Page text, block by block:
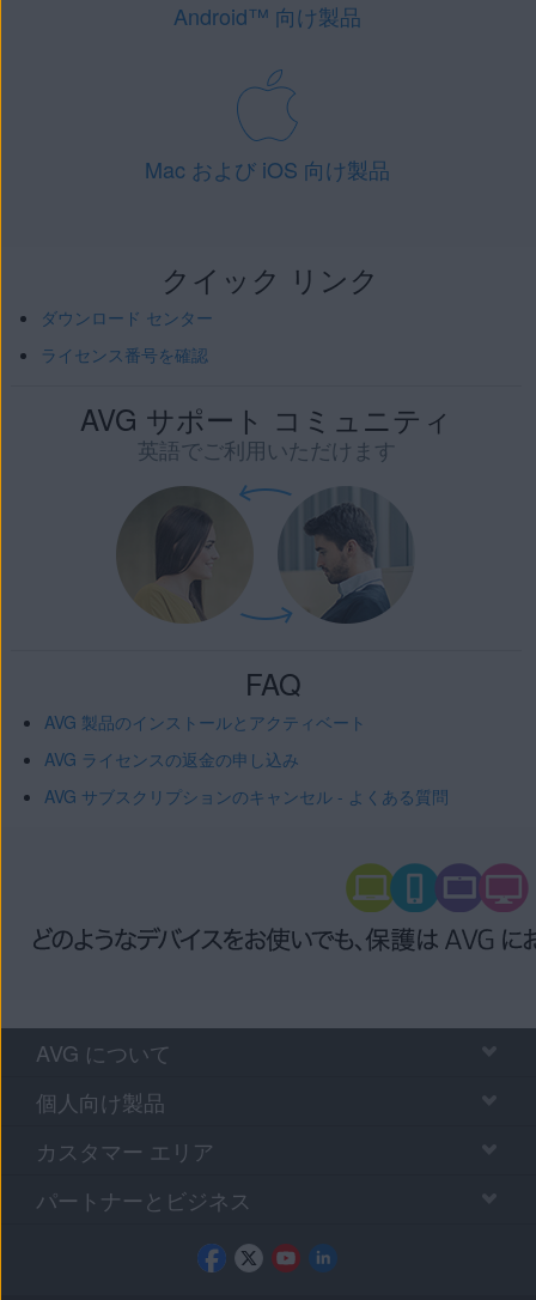
Android™ 向け製品
Mac および iOS 向け製品
クイック リンク
ダウンロード センター
ライセンス番号を確認
AVG サポート コミュニティ
英語でご利用いただけます
FAQ
AVG 製品のインストールとアクティベート
AVG ライセンスの返金の申し込み
AVG サブスクリプションのキャンセル - よくある質問
AVG について
個人向け製品
カスタマー エリア
パートナーとビジネス